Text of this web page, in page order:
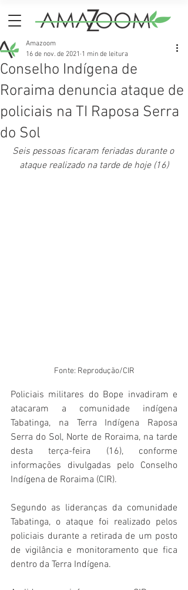
Conselho Indígena de
Roraima denuncia ataque de
policiais na TI Raposa Serra
do Sol
Amazoom
16 de nov. de 2021 1 min de leitura
Seis pessoas ficaram feriadas durante o
ataque realizado na tarde de hoje (16)
Fonte: Reprodução/CIR
Policiais militares do Bope invadiram e
atacaram a comunidade indígena
Tabatinga, na Terra Indígena Raposa
Serra do Sol, Norte de Roraima, na tarde
desta terça-feira (16), conforme
informações divulgadas pelo Conselho
Indígena de Roraima (CIR).
Segundo as lideranças da comunidade
Tabatinga, o ataque foi realizado pelos
policiais durante a retirada de um posto
de vigilância e monitoramento que fica
dentro da Terra Indígena.